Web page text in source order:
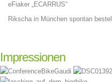
eFiaker „ECARRUS“
Rikscha in München spontan
Impressionen